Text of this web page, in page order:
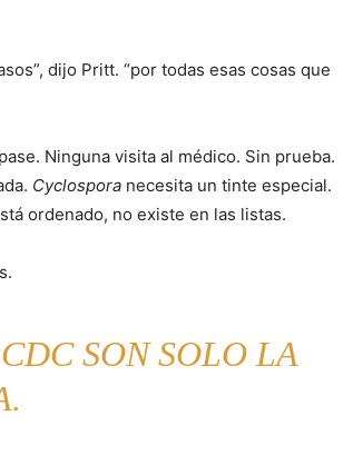
dijo Pritt. “por todas esas cosas que
Ninguna visita al médico. Sin prueba.
Cyclospora necesita un tinte especial.
ordenado, no existe en las listas.
SON SOLO LA